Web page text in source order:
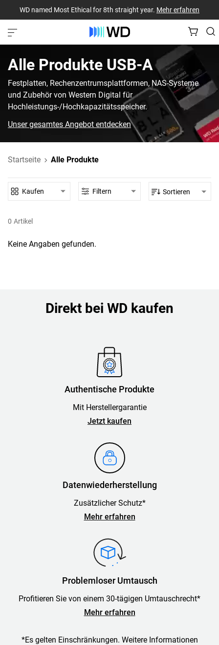
WD named Most Ethical for 8th straight year. Mehr erfahren
Alle Produkte‎ USB-A‎
Festplatten, Rechenzentrumsplattformen, NAS-Systeme
und Zubehör von Western Digital für
Hochleistungs-/Hochkapazitätsspeicher.
Unser gesamtes Angebot entdecken
Startseite Alle Produkte
0 Artikel
Kaufen Filtern Sortieren
Keine Angaben gefunden.
Direkt bei WD kaufen
Authentische Produkte
Mit Herstellergarantie
Jetzt kaufen
Datenwiederherstellung
Zusätzlicher Schutz*
Mehr erfahren
Problemloser Umtausch
Profitieren Sie von einem 30-tägigen Umtauschrecht*
Mehr erfahren
*Es gelten Einschränkungen. Weitere Informationen